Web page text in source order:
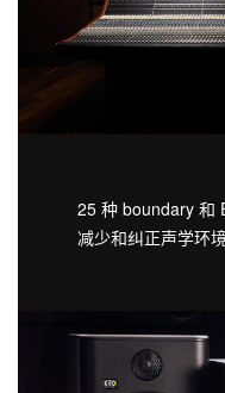
25 种 boundary 和
减少和纠正声学环